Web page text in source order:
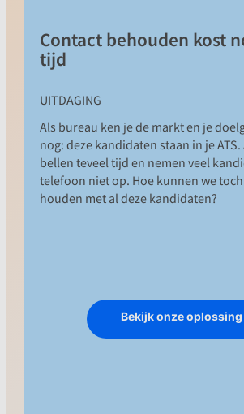
Contact behouden kost
tijd
UITDAGING
Als bureau ken je de markt en je
nog: deze kandidaten staan in je
bellen teveel tijd en nemen veel
telefoon niet op. Hoe kunnen we
houden met al deze kandidaten?
Bekijk onze oplossing
Integreer je talentpools in
platform met je